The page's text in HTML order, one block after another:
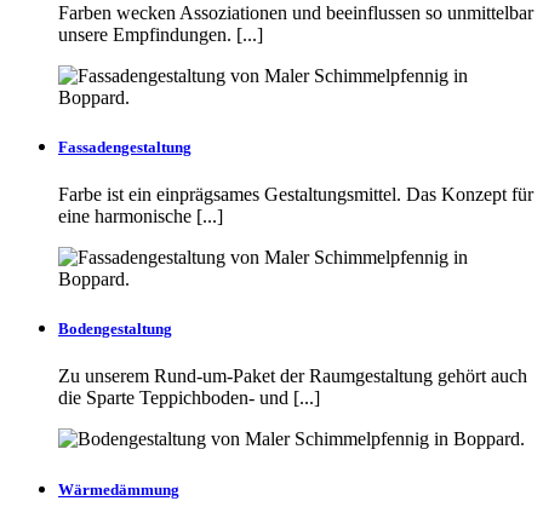
Farben wecken Assoziationen und beeinflussen so unmittelbar
unsere Empfindungen. [...]
Fassadengestaltung
Farbe ist ein einprägsames Gestaltungsmittel. Das Konzept für
eine harmonische [...]
Bodengestaltung
Zu unserem Rund-um-Paket der Raumgestaltung gehört auch
die Sparte Teppichboden- und [...]
Wärmedämmung